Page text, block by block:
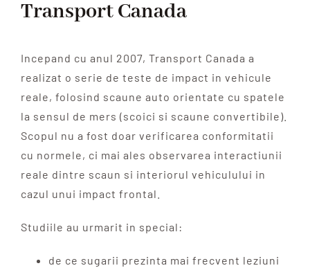
Transport Canada
Incepand cu anul 2007, Transport Canada a
realizat o serie de teste de impact in vehicule
reale, folosind scaune auto orientate cu spatele
la sensul de mers (scoici si scaune convertibile).
Scopul nu a fost doar verificarea conformitatii
cu normele, ci mai ales observarea interactiunii
reale dintre scaun si interiorul vehiculului in
cazul unui impact frontal.
Studiile au urmarit in special:
de ce sugarii prezinta mai frecvent leziuni